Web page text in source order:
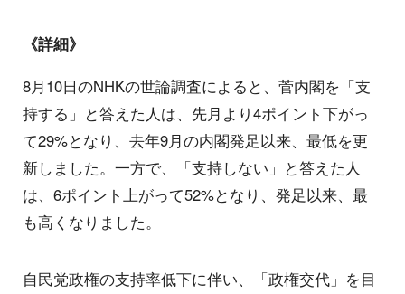
《詳細》
8月10日のNHKの世論調査によると、菅内閣を「支
持する」と答えた人は、先月より4ポイント下がっ
て29%となり、去年9月の内閣発足以来、最低を更
新しました。一方で、「支持しない」と答えた人
は、6ポイント上がって52%となり、発足以来、最
も高くなりました。
自民党政権の支持率低下に伴い、「政権交代」を目